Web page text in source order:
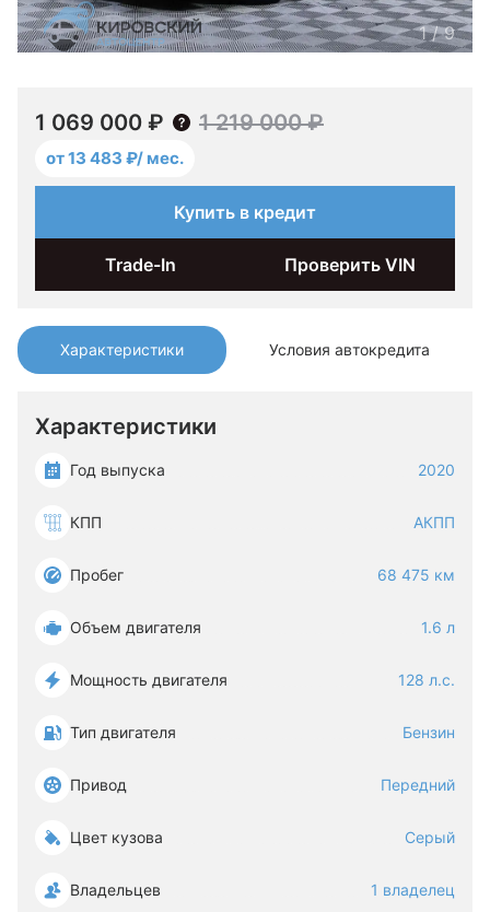
Характеристики Условия автокредита
Характеристики
Год выпуска 2020
КПП АКПП
Пробег 68 475 км
Объем двигателя 1.6 л
Мощность двигателя 128 л.с.
Тип двигателя Бензин
Привод Передний
Цвет кузова Серый
Владельцев 1 владелец
1/9
1 069 000 ₽ 1 219 000 ₽
от 13 483 ₽/ мес.
Купить в кредит
Trade-In Проверить VIN